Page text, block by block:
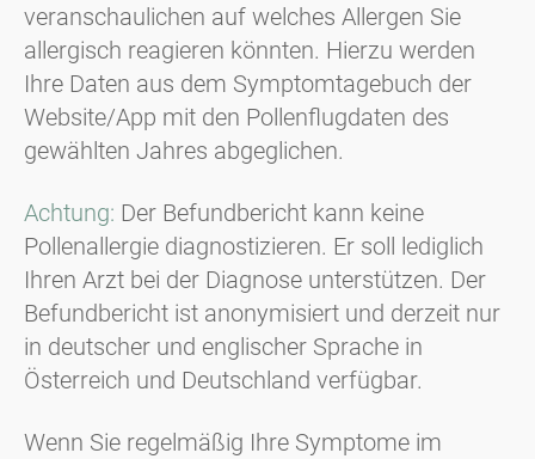
veranschaulichen auf welches Allergen Sie
allergisch reagieren könnten. Hierzu werden
Ihre Daten aus dem Symptomtagebuch der
Website/App mit den Pollenflugdaten des
gewählten Jahres abgeglichen.
Achtung: Der Befundbericht kann keine
Pollenallergie diagnostizieren. Er soll lediglich
Ihren Arzt bei der Diagnose unterstützen. Der
Befundbericht ist anonymisiert und derzeit nur
in deutscher und englischer Sprache in
Österreich und Deutschland verfügbar.
Wenn Sie regelmäßig Ihre Symptome im